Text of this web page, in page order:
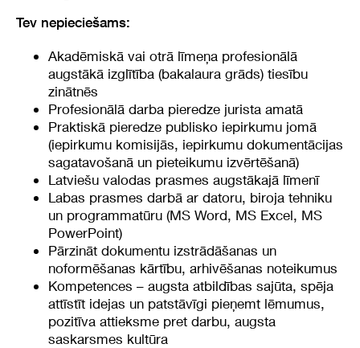
Tev nepieciešams:
Akadēmiskā vai otrā līmeņa profesionālā
augstākā izglītība (bakalaura grāds) tiesību
zinātnēs
Profesionālā darba pieredze jurista amatā
Praktiskā pieredze publisko iepirkumu jomā
(iepirkumu komisijās, iepirkumu dokumentācijas
sagatavošanā un pieteikumu izvērtēšanā)
Latviešu valodas prasmes augstākajā līmenī
Labas prasmes darbā ar datoru, biroja tehniku
un programmatūru (MS Word, MS Excel, MS
PowerPoint)
Pārzināt dokumentu izstrādāšanas un
noformēšanas kārtību, arhivēšanas noteikumus
Kompetences – augsta atbildības sajūta, spēja
attīstīt idejas un patstāvīgi pieņemt lēmumus,
pozitīva attieksme pret darbu, augsta
saskarsmes kultūra